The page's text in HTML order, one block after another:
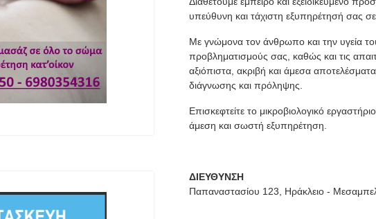
υπεύθυνη και τάχιστη εξυπηρέτησή σας
Με γνώμονα τον άνθρωπο και την υγεία
προβληματισμούς σας, καθώς και τις
αξιόπιστα, ακριβή και άμεσα
διάγνωσης και πρόληψης.
Επισκεφτείτε το μικροβιολογικό
άμεση και σωστή εξυπηρέτηση.
ΔΙΕΥΘΥΝΣΗ
Παπαναστασίου 123, Ηράκλειο -